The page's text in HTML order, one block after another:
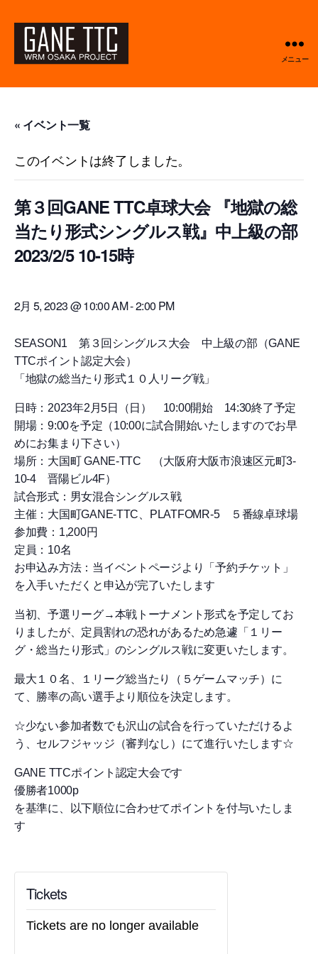
メニュー
« イベント一覧
このイベントは終了しました。
第３回GANE TTC卓球大会 『地獄の総
当たり形式シングルス戦』中上級の部
2023/2/5 10-15時
2月 5, 2023 @ 10:00 AM-2:00 PM
SEASON1 第３回シングルス大会 中上級の部（GANE
TTCポイント認定大会）
「地獄の総当たり形式１０人リーグ戦」
日時：2023年2月5日（日） 10:00開始 14:30終了予定
開場：9:00を予定（10:00に試合開始いたしますのでお早
めにお集まり下さい）
場所：大国町 GANE-TTC （大阪府大阪市浪速区元町3-
10-4 晋陽ビル4F）
試合形式：男女混合シングルス戦
主催：大国町GANE-TTC、PLATFOMR-5 ５番線卓球場
参加費：1,200円
定員：10名
お申込み方法：当イベントページより「予約チケット」
を入手いただくと申込が完了いたします
当初、予選リーグ→本戦トーナメント形式を予定してお
りましたが、定員割れの恐れがあるため急遽「１リー
グ・総当たり形式」のシングルス戦に変更いたします。
最大１０名、１リーグ総当たり（５ゲームマッチ）に
て、勝率の高い選手より順位を決定します。
☆少ない参加者数でも沢山の試合を行っていただけるよ
う、セルフジャッジ（審判なし）にて進行いたします☆
GANE TTCポイント認定大会です
優勝者1000p
を基準に、以下順位に合わせてポイントを付与いたしま
す
Tickets
Tickets are no longer available